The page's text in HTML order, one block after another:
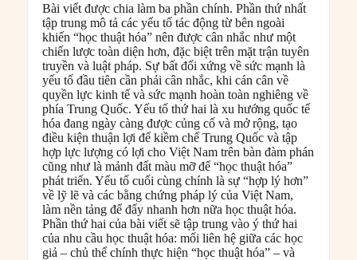
Bài viết được chia làm ba phần chính. Phần thứ nhất
tập trung mô tả các yếu tố tác động từ bên ngoài
khiến “học thuật hóa” nên được cân nhắc như một
chiến lược toàn diện hơn, đặc biệt trên mặt trận tuyên
truyền và luật pháp. Sự bất đối xứng về sức mạnh là
yếu tố đầu tiên cần phải cân nhắc, khi cán cân về
quyền lực kinh tế và sức mạnh hoàn toàn nghiêng về
phía Trung Quốc. Yếu tố thứ hai là xu hướng quốc tế
hóa đang ngày càng được củng cố và mở rộng, tạo
điều kiện thuận lợi để kiềm chế Trung Quốc và tập
hợp lực lượng có lợi cho Việt Nam trên bàn đàm phán
cũng như là mảnh đất màu mỡ để “học thuật hóa”
phát triển. Yếu tố cuối cùng chính là sự “hợp lý hơn”
về lỹ lẽ và các bằng chứng pháp lý của Việt Nam,
làm nền tảng để đẩy nhanh hơn nữa học thuật hóa.
Phần thứ hai của bài viết sẽ tập trung vào ý thứ hai
của nhu cầu học thuật hóa: mối liên hệ giữa các học
giả – chủ thể chính thực hiện “học thuật hóa” – và